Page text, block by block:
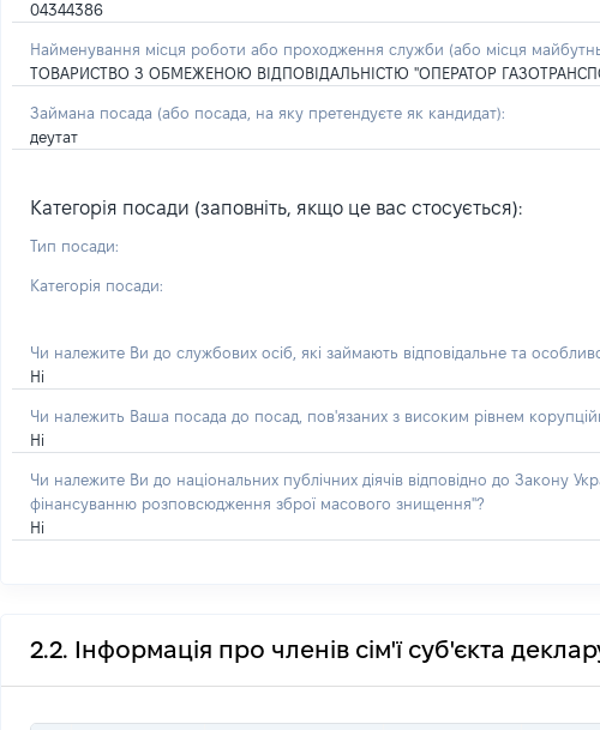
04344386
Найменування місця роботи або проходження служби (або місця
ТОВАРИСТВО З ОБМЕЖЕНОЮ ВІДПОВІДАЛЬНІСТЮ "ОПЕРАТОР
Займана посада (або посада, на яку претендуєте як кандидат):
деутат
Категорія посади (заповніть, якщо це вас стосується):
Тип посади:
Категорія посади:
Чи належите Ви до службових осіб, які займають відповідальне та
Ні
Чи належить Ваша посада до посад, пов'язаних з високим рівнем
Ні
Чи належите Ви до національних публічних діячів відповідно до Закону
фінансуванню розповсюдження зброї масового знищення"?
Ні
2.2. Інформація про членів сім'ї суб'єкта